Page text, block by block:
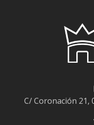
C/ Coronación 21,